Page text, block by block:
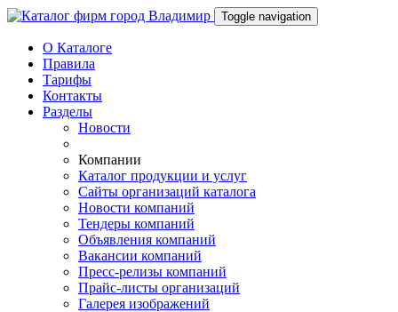
Toggle navigation
О Каталоге
Правила
Тарифы
Контакты
Разделы
Новости
Компании
Каталог продукции и услуг
Сайты организаций каталога
Новости компаний
Тендеры компаний
Объявления компаний
Вакансии компаний
Пресс-релизы компаний
Прайс-листы организаций
Галерея изображений